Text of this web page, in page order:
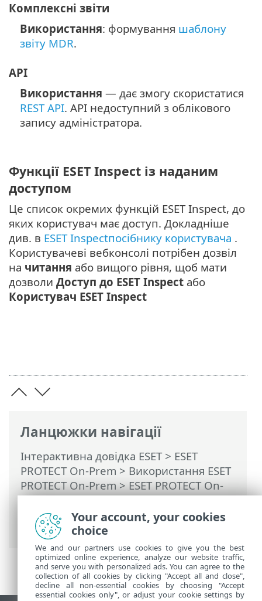
Ланцюжки навігації
Інтерактивна довідка ESET> ESET
PROTECT On-Prem > Використання ESET
PROTECT On-Prem>ESET PROTECT On-
Prem Головне меню> Докладніше >
Права доступу >Набори дозволів>
Список дозволів
Комплексні звіти
Використання: формування шаблону
звіту MDR.
API
Використання — дає змогу скористатися
REST API. API недоступний з облікового
запису адміністратора.
Функції ESET Inspect із наданим
доступом
Це список окремих функцій ESET Inspect, до
яких користувач має доступ. Докладніше
див. в ESET Inspectпосібнику користувача .
Користувачеві вебконсолі потрібен дозвіл
на читання або вищого рівня, щоб мати
дозволи Доступ до ESET Inspect або
Користувач ESET Inspect
Your account, your cookies
choice
We and our partners use cookies to give you the best
optimized online experience, analyze our website traffic,
and serve you with personalized ads. You can agree to the
collection of all cookies by clicking "Accept all and close",
decline all non-essential cookies by choosing "Accept
essential cookies only", or adjust your cookie settings by